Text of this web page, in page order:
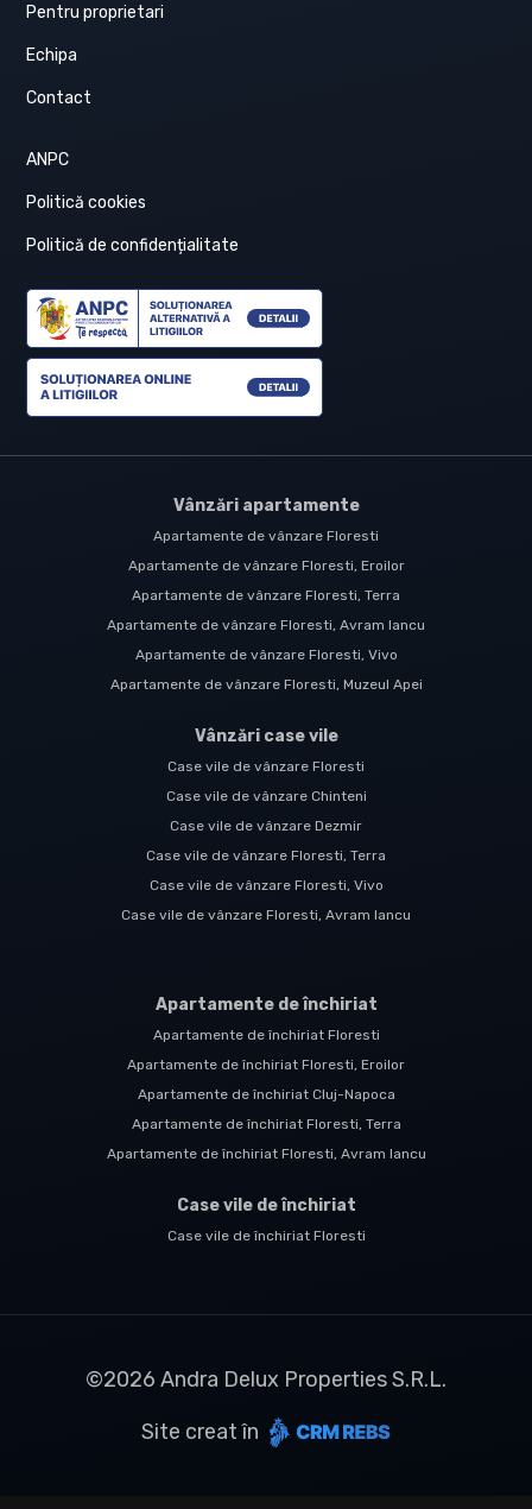
Pentru proprietari
Echipa
Contact
ANPC
Politică cookies
Politică de confidențialitate
Vânzări apartamente
Apartamente de vânzare Floresti
Apartamente de vânzare Floresti, Eroilor
Apartamente de vânzare Floresti, Terra
Apartamente de vânzare Floresti, Avram Iancu
Apartamente de vânzare Floresti, Vivo
Apartamente de vânzare Floresti, Muzeul Apei
Vânzări case vile
Case vile de vânzare Floresti
Case vile de vânzare Chinteni
Case vile de vânzare Dezmir
Case vile de vânzare Floresti, Terra
Case vile de vânzare Floresti, Vivo
Case vile de vânzare Floresti, Avram Iancu
Apartamente de închiriat
Apartamente de închiriat Floresti
Apartamente de închiriat Floresti, Eroilor
Apartamente de închiriat Cluj-Napoca
Apartamente de închiriat Floresti, Terra
Apartamente de închiriat Floresti, Avram Iancu
Case vile de închiriat
Case vile de închiriat Floresti
©2026 Andra Delux Properties S.R.L.
Site creat în